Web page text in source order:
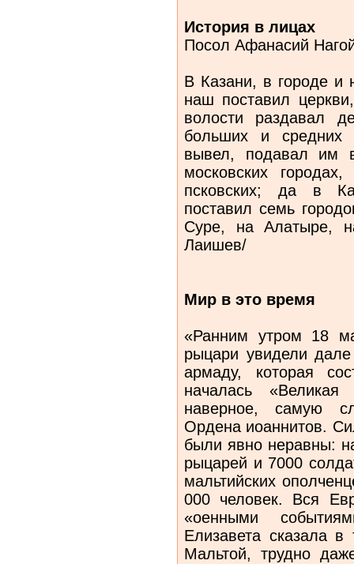
История в лицах
Посол Афанасий
В Казани, в городе и
наш поставил
волости раздавал
больших и средних
вывел, подавал им
московских
псковских; да в
поставил семь
Суре, на Алатыре,
Лаишев/
Мир в это время
«Ранним утром 18
рыцари увидели
армаду, которая
началась
наверное, самую
Ордена иоаннитов.
были явно неравны:
рыцарей и 7000
мальтийских
000 человек. Вся
«оенными
Елизавета сказала
Мальтой, трудно